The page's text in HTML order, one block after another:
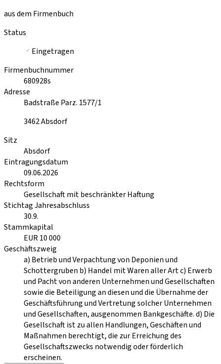
aus dem Firmenbuch
Status
Eingetragen
Firmenbuchnummer
680928s
Adresse
Badstraße Parz. 1577/1
3462Absdorf
Sitz
Absdorf
Eintragungsdatum
09.06.2026
Rechtsform
Gesellschaft mit beschränkter Haftung
Stichtag Jahresabschluss
30.9.
Stammkapital
EUR 10 000
Geschäftszweig
a) Betrieb und Verpachtung von Deponien und
Schottergruben b) Handel mit Waren aller Art c) Erwerb
und Pacht von anderen Unternehmen und Gesellschaften
sowie die Beteiligung an diesen und die Übernahme der
Geschäftsführung und Vertretung solcher Unternehmen
und Gesellschaften, ausgenommen Bankgeschäfte. d) Die
Gesellschaft ist zu allen Handlungen, Geschäften und
Maßnahmen berechtigt, die zur Erreichung des
Gesellschaftszwecks notwendig oder förderlich
erscheinen.